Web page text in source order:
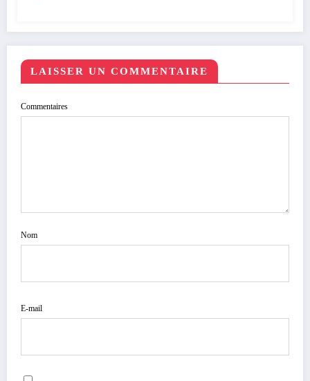
LAISSER UN COMMENTAIRE
Commentaires
Nom
E-mail